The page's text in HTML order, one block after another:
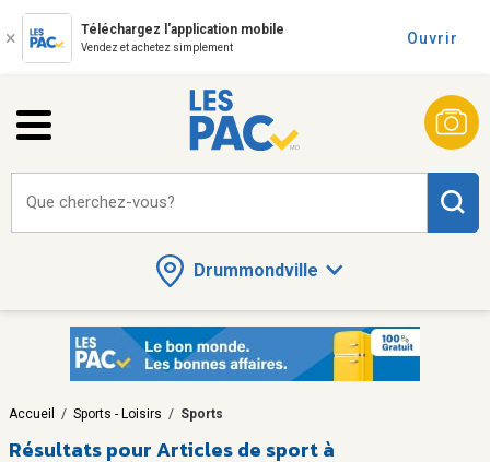
Téléchargez l'application mobile
Vendez et achetez simplement
Ouvrir
Drummondville
Que cherchez-vous?
Accueil / Sports - Loisirs / Sports
Résultats pourArticles de sport à